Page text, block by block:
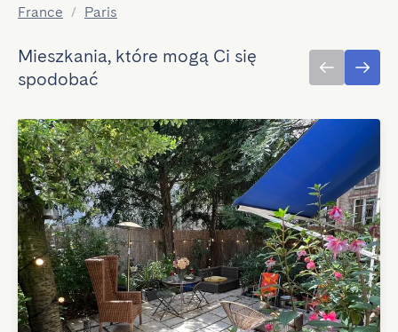
France / Paris
Mieszkania, które mogą Ci się
spodobać